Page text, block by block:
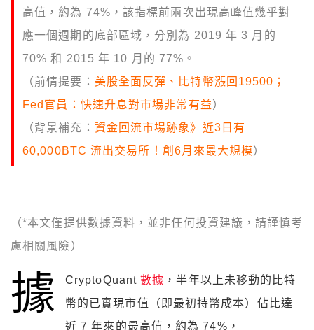
高值，約為 74%，該指標前兩次出現高峰值幾乎對
應一個週期的底部區域，分別為 2019 年 3 月的
70% 和 2015 年 10 月的 77%。
（前情提要： 美股全面反彈、比特幣漲回19500；
Fed官員：快速升息對市場非常有益 ）
（背景補充： 資金回流市場跡象》近3日有
60,000BTC 流出交易所！創6月來最大規模 ）
（*本文僅提供數據資料，並非任何投資建議，請謹慎考
慮相關風險）
據 CryptoQuant數據 ，半年以上未移動的比特
幣的已實現市值（即最初持幣成本）佔比達
近 7 年來的最高值，約為 74%，